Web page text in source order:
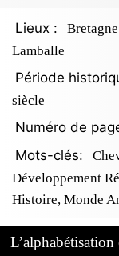
Lieux :
Lamballe
Période
siècle
Numéro de
Mots-clés:
Développement
Histoire, Monde